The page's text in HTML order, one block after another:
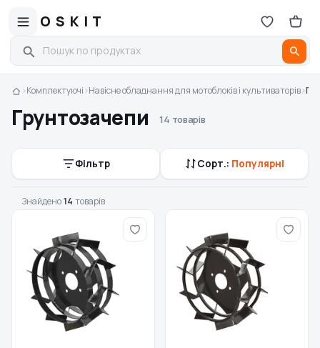
OSKIT
›Комплектуючі›Навісне обладнання для мотоблоків і культиваторів›
Грунтозачепи 14 товарів
Фільтр Сорт.: Популярні
Знайдено14 товарів